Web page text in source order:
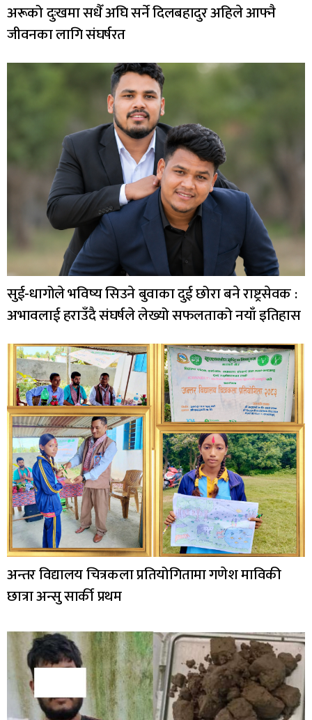
अरूको दुःखमा सधैँ अघि सर्ने दिलबहादुर अहिले आफ्नै
जीवनका लागि संघर्षरत
सुई-धागोले भविष्य सिउने बुवाका दुई छोरा बने राष्ट्रसेवक :
अभावलाई हराउँदै संघर्षले लेख्यो सफलताको नयाँ इतिहास
अन्तर विद्यालय चित्रकला प्रतियोगितामा गणेश माविकी
छात्रा अन्सु सार्की प्रथम